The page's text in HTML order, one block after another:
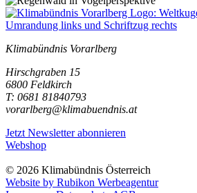
Klimabündnis Vorarlberg
Hirschgraben 15
6800 Feldkirch
T: 0681 81840793
vorarlberg@klimabuendnis.at
Jetzt Newsletter abonnieren
Webshop
© 2026 Klimabündnis Österreich
Website by Rubikon Werbeagentur